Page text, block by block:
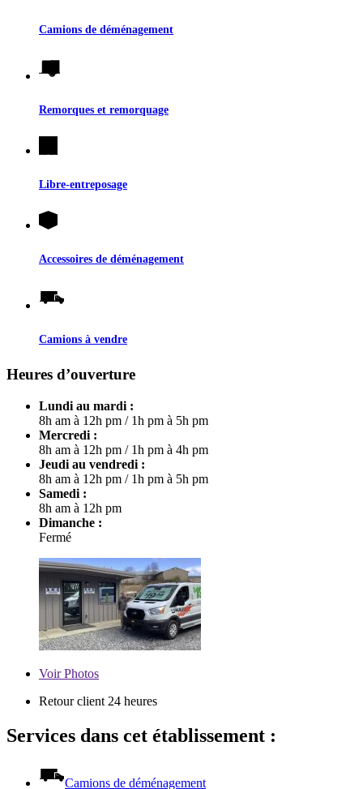
Camions de déménagement
Remorques et remorquage
Libre-entreposage
Accessoires de déménagement
Camions à vendre
Heures d’ouverture
Lundi au mardi :
8h am à 12h pm / 1h pm à 5h pm
Mercredi :
8h am à 12h pm / 1h pm à 4h pm
Jeudi au vendredi :
8h am à 12h pm / 1h pm à 5h pm
Samedi :
8h am à 12h pm
Dimanche :
Fermé
VoirPhotos
Retour client 24 heures
Services dans cet établissement :
Camions de déménagement